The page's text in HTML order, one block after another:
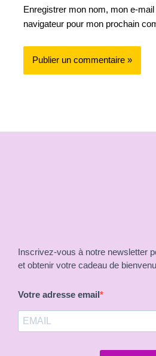
Enregistrer mon nom, mon e-
navigateur pour mon prochain
Inscrivez-vous à notre newsletter
et obtenir votre cadeau de
Votre adresse email